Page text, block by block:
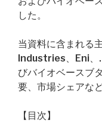
した。
当資料に含まれる
Industries、Eni、
びバイオベースブ
要、市場シェアな
【目次】